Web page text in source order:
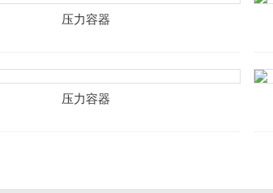
压力容器
压力容器